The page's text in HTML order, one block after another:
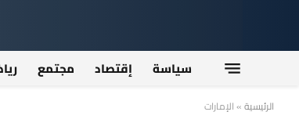
سياسة إقتصاد مجتمع
الرئيسية»الإمارات